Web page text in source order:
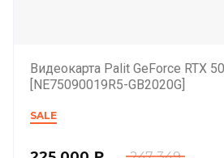
Видеокарта Palit GeForce RTX
[NE75090019R5-GB2020G]
SALE